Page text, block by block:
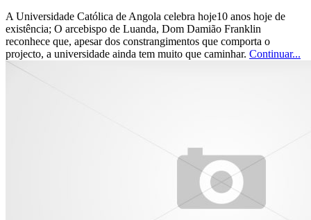
A Universidade Católica de Angola celebra hoje10 anos hoje de
existência; O arcebispo de Luanda, Dom Damião Franklin
reconhece que, apesar dos constrangimentos que comporta o
projecto, a universidade ainda tem muito que caminhar. Continuar...